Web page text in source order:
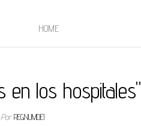
HOME
los hospitales"
Por REGNUMDEI